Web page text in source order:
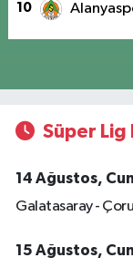
10
Süper Lig
14 Ağustos,
Galatasaray -
15 Ağustos,